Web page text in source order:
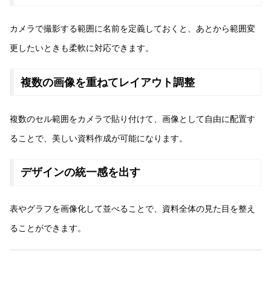
カメラで撮影する範囲に名前を定義しておくと、あとから範囲変
更したいときも柔軟に対応できます。
複数の画像を重ねてレイアウト調整
複数のセル範囲をカメラで貼り付けて、画像として自由に配置す
ることで、美しい資料作成が可能になります。
デザインの統一感を出す
表やグラフを画像化して並べることで、資料全体の見た目を整え
ることができます。